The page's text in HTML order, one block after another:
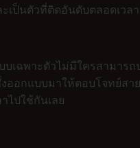
ะเป็นตัวที่ติดอันดับตลอดเวลา
บเฉพาะตัวไม่มีใครสามารถ
ออกแบบมาให้ตอบโจทย์สาย
ไปใช้กันเลย